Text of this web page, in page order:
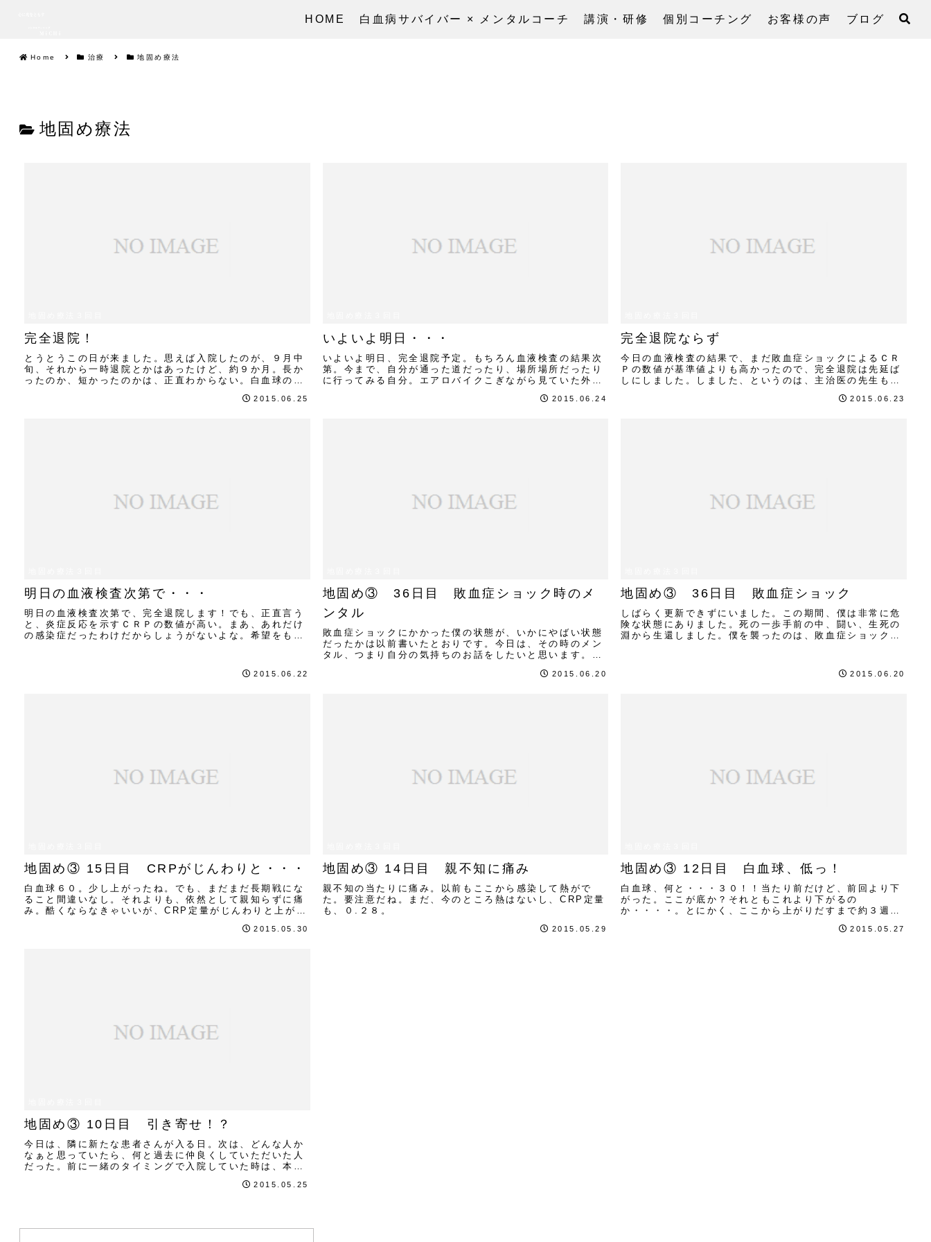
HOME 白血病サバイバー × メンタルコーチ 講演・研修 個別コーチング お客様の声 ブログ
Home 治療 地固め療法
地固め療法
完全退院！
とうとうこの日が来ました。思えば入院したのが、９月中
旬、それから一時退院とかはあったけど、約９か月。長か
ったのか、短かったのかは、正直わからない。白血球の上
2015.06.25
いよいよ明日・・・
いよいよ明日、完全退院予定。もちろん血液検査の結果次
第。今まで、自分が通った道だったり、場所場所だったり
に行ってみる自分。エアロバイクこぎながら見ていた外の
2015.06.24
完全退院ならず
今日の血液検査の結果で、まだ敗血症ショックによるＣＲ
Ｐの数値が基準値よりも高かったので、完全退院は先延ば
しにしました。しました、というのは、主治医の先生も、
2015.06.23
明日の血液検査次第で・・・
明日の血液検査次第で、完全退院します！でも、正直言う
と、炎症反応を示すＣＲＰの数値が高い。まあ、あれだけ
の感染症だったわけだからしょうがないよな。希望をもっ
2015.06.22
地固め③ 36日目 敗血症ショック時のメ
ンタル
敗血症ショックにかかった僕の状態が、いかにやばい状態
だったかは以前書いたとおりです。今日は、その時のメン
タル、つまり自分の気持ちのお話をしたいと思います。先
2015.06.20
地固め③ 36日目 敗血症ショック
しばらく更新できずにいました。この期間、僕は非常に危
険な状態にありました。死の一歩手前の中、闘い、生死の
淵から生還しました。僕を襲ったのは、敗血症ショック。
2015.06.20
地固め③ 15日目 CRPがじんわりと・・・
白血球６０。少し上がったね。でも、まだまだ長期戦にな
ること間違いなし。それよりも、依然として親知らずに痛
み。酷くならなきゃいいが、CRP定量がじんわりと上がっ
2015.05.30
地固め③ 14日目 親不知に痛み
親不知の当たりに痛み。以前もここから感染して熱がで
た。要注意だね。まだ、今のところ熱はないし、CRP定量
も、０.２８。
2015.05.29
地固め③ 12日目 白血球、低っ！
白血球、何と・・・３０！！当たり前だけど、前回より下
がった。ここが底か？それともこれより下がるの
か・・・・。とにかく、ここから上がりだすまで約３週間
2015.05.27
地固め③ 10日目 引き寄せ！？
今日は、隣に新たな患者さんが入る日。次は、どんな人か
なぁと思っていたら、何と過去に仲良くしていただいた人
だった。前に一緒のタイミングで入院していた時は、本当
2015.05.25